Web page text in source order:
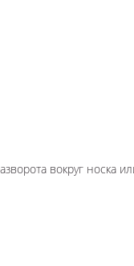
вокруг носка